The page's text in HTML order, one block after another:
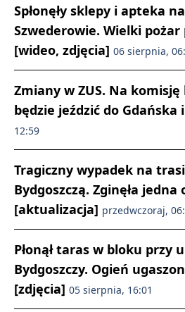
Spłonęły sklepy i apteka
Szwederowie. Wielki pożar
[wideo, zdjęcia] 06 sierpnia,
Zmiany w ZUS. Na
będzie jeździć do Gdańska
12:59
Tragiczny wypadek na
Bydgoszczą. Zginęła jedna
[aktualizacja] przedwczoraj,
Płonął taras w bloku przy
Bydgoszczy. Ogień
[zdjęcia] 05 sierpnia, 16:01